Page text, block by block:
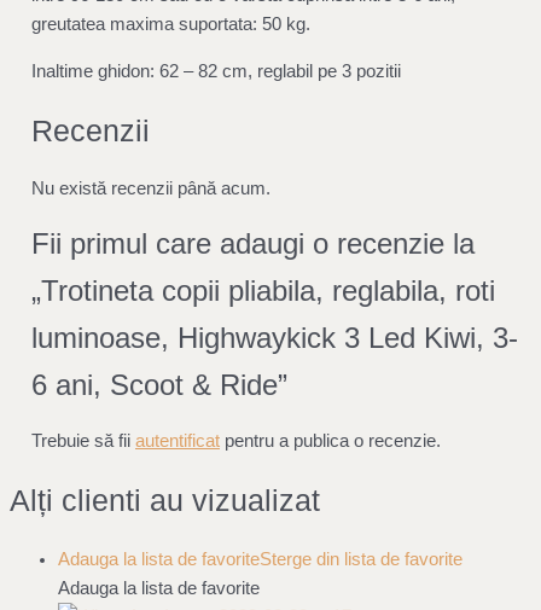
greutatea maxima suportata: 50 kg.
Inaltime ghidon: 62 – 82 cm, reglabil pe 3 pozitii
Recenzii
Nu există recenzii până acum.
Fii primul care adaugi o recenzie la
„Trotineta copii pliabila, reglabila, roti
luminoase, Highwaykick 3 Led Kiwi, 3-
6 ani, Scoot & Ride”
Trebuie să fii autentificat pentru a publica o recenzie.
Alți clienti au vizualizat
Adauga la lista de favoriteSterge din lista de favorite
Adauga la lista de favorite